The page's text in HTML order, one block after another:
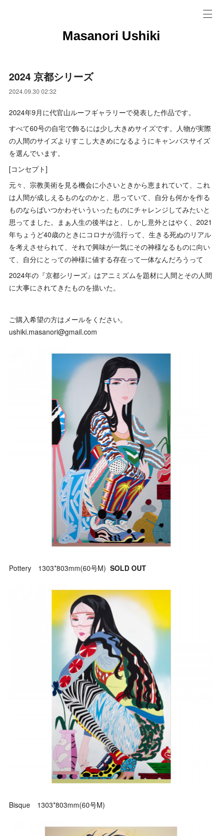
Masanori Ushiki
2024 京都シリーズ
2024.09.30 02:32
2024年9月に代官山ルーフギャラリーで発表した作品です。
すべて60号の自宅で飾るには少し大きめサイズです。人物が実際
の人間のサイズよりすこし大きめになるようにキャンバスサイズ
を選んでいます。
[コンセプト]
元々、宗教美術を見る機会に小さいときから恵まれていて、これ
は人間が成しえるものなのかと、思っていて、自分も何かを作る
ものならばいつかわそいういったものにチャレンジしてみたいと
思ってました。まぁ人生の後半はと、しかし意外とはやく、2021
年ちょうど40歳のときにコロナが流行って、生きる死ぬのリアル
を考えさせられて、それで興味が一気にその神様なるものに向い
て、自分にとっての神様に値する存在って一体なんだろうって
2024年の『京都シリーズ』はアニミズムを題材に人間とその人間
に大事にされてきたものを描いた。
ご購入希望の方はメールをください。
ushiki.masanori@gmail.com
Pottery 1303*803mm(60号M)SOLD OUT
Bisque 1303*803mm(60号M)